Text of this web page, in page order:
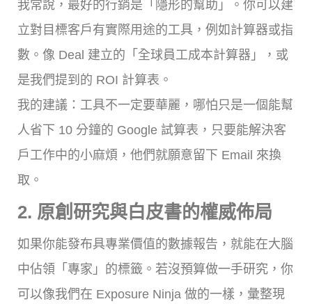
我常說，最好的行銷是「隱形的幫助」。你可以建
立對目標客戶有實際用途的工具，例如計算器或指
數。像 Deal 建立的「全球員工成本計算器」，或
是我們提到的 ROI 計算表。
我的建議：工具不一定要華麗，哪怕只是一個能幫
人省下 10 分鐘的 Google 試算表，只要能解決客
戶工作中的小麻煩，他們就願意留下 Email 來換
取。
2. 原創研究與白皮書的權威佈局
如果你能發布具專業價值的數據報告，就能在大腦
中佔領「專家」的標籤。若沒預算做一手研究，你
可以像我們在 Exposure Ninja 做的一樣，彙整現